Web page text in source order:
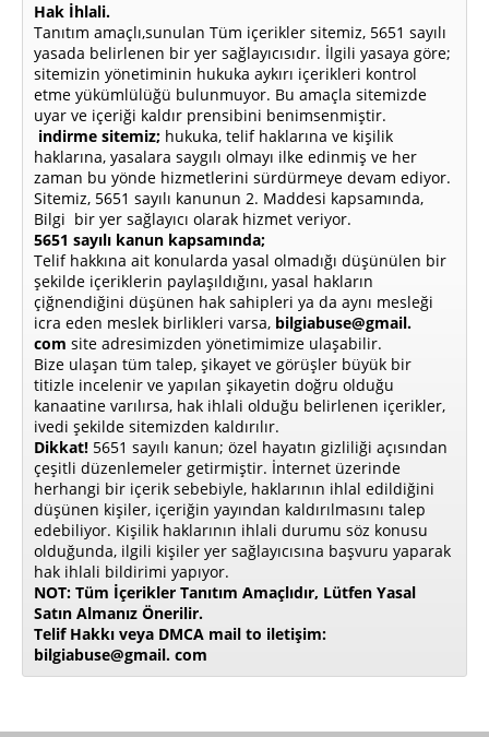
Hak İhlali.
Tanıtım amaçlı,sunulan Tüm içerikler sitemiz, 5651 sayılı
yasada belirlenen bir yer sağlayıcısıdır. İlgili yasaya göre;
sitemizin yönetiminin hukuka aykırı içerikleri kontrol
etme yükümlülüğü bulunmuyor. Bu amaçla sitemizde
uyar ve içeriği kaldır prensibini benimsenmiştir.
indirme sitemiz; hukuka, telif haklarına ve kişilik
haklarına, yasalara saygılı olmayı ilke edinmiş ve her
zaman bu yönde hizmetlerini sürdürmeye devam ediyor.
Sitemiz, 5651 sayılı kanunun 2. Maddesi kapsamında,
Bilgi bir yer sağlayıcı olarak hizmet veriyor.
5651 sayılı kanun kapsamında;
Telif hakkına ait konularda yasal olmadığı düşünülen bir
şekilde içeriklerin paylaşıldığını, yasal hakların
çiğnendiğini düşünen hak sahipleri ya da aynı mesleği
icra eden meslek birlikleri varsa, bilgiabuse@gmail.
com site adresimizden yönetimimize ulaşabilir.
Bize ulaşan tüm talep, şikayet ve görüşler büyük bir
titizle incelenir ve yapılan şikayetin doğru olduğu
kanaatine varılırsa, hak ihlali olduğu belirlenen içerikler,
ivedi şekilde sitemizden kaldırılır.
Dikkat! 5651 sayılı kanun; özel hayatın gizliliği açısından
çeşitli düzenlemeler getirmiştir. İnternet üzerinde
herhangi bir içerik sebebiyle, haklarının ihlal edildiğini
düşünen kişiler, içeriğin yayından kaldırılmasını talep
edebiliyor. Kişilik haklarının ihlali durumu söz konusu
olduğunda, ilgili kişiler yer sağlayıcısına başvuru yaparak
hak ihlali bildirimi yapıyor.
NOT: Tüm İçerikler Tanıtım Amaçlıdır, Lütfen Yasal
Satın Almanız Önerilir.
Telif Hakkı veya DMCA mail to iletişim:
bilgiabuse@gmail. com